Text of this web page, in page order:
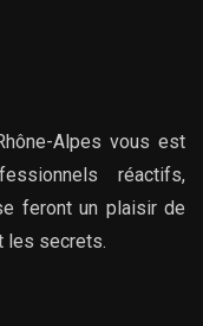
Alpes vous est
réactifs,
feront un plaisir de
les secrets.